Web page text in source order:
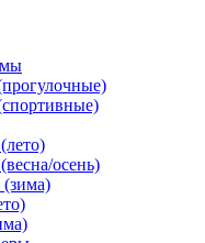
осень)